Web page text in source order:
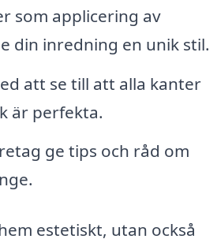
som applicering av
din inredning en unik stil.
att se till att alla kanter
är perfekta.
ge tips och råd om
estetiskt, utan också